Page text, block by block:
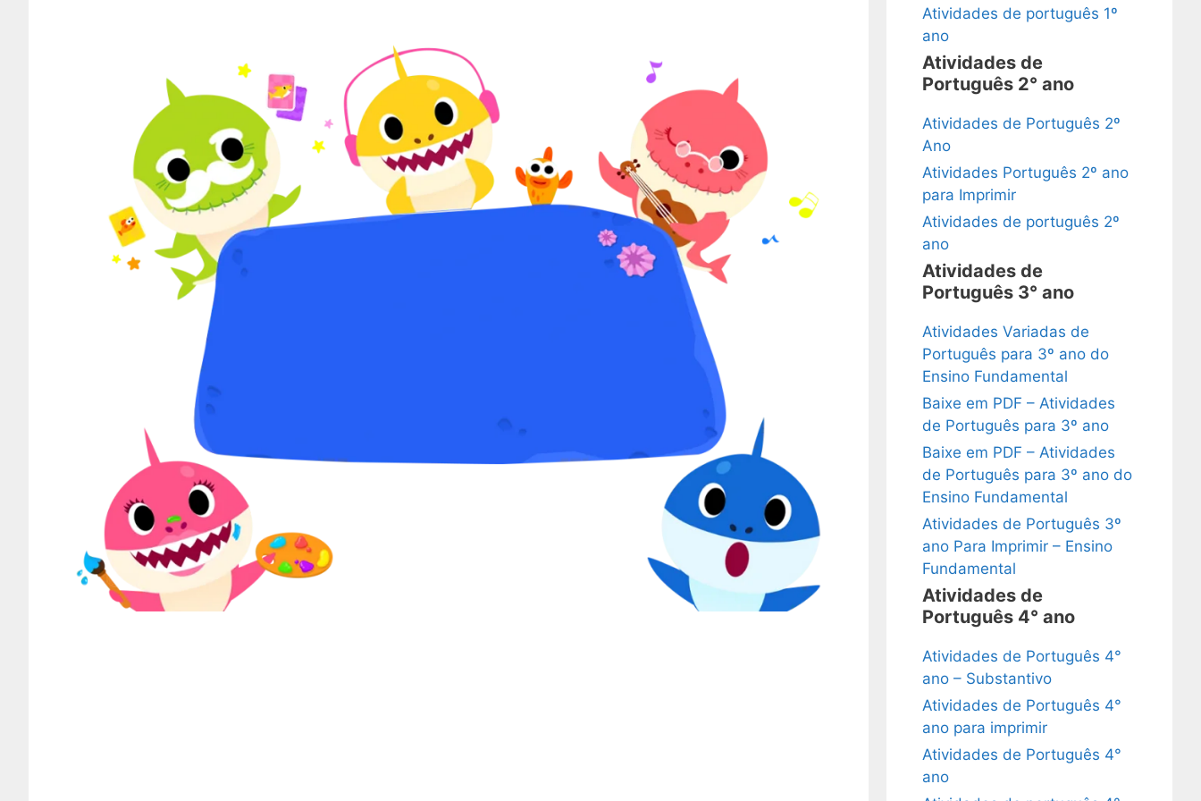
Atividades de português 1º
ano
Atividades de
Português 2° ano
Atividades de Português 2º
Ano
Atividades Português 2º ano
para Imprimir
Atividades de português 2º
ano
Atividades de
Português 3° ano
Atividades Variadas de
Português para 3º ano do
Ensino Fundamental
Baixe em PDF – Atividades
de Português para 3º ano
Baixe em PDF – Atividades
de Português para 3º ano do
Ensino Fundamental
Atividades de Português 3º
ano Para Imprimir – Ensino
Fundamental
Atividades de
Português 4° ano
Atividades de Português 4°
ano – Substantivo
Atividades de Português 4°
ano para imprimir
Atividades de Português 4°
ano